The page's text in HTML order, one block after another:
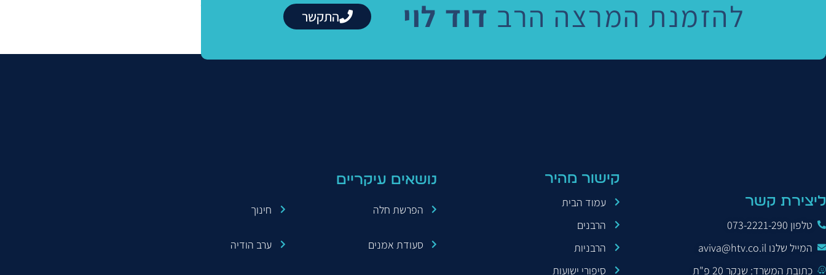
להזמנת המרצה הרב דוד לוי התקשר
ליצירת קשר
טלפון 073-2221-290
המייל שלנו aviva@htv.co.il
כתובת המשרד: שנקר 20 פ"ת
קישור מהיר
עמוד הבית
הרבנים
הרבניות
סיפורי ישועות
נושאים עיקריים
הפרשת חלה חינוך
סעודת אמנים ערב הודיה